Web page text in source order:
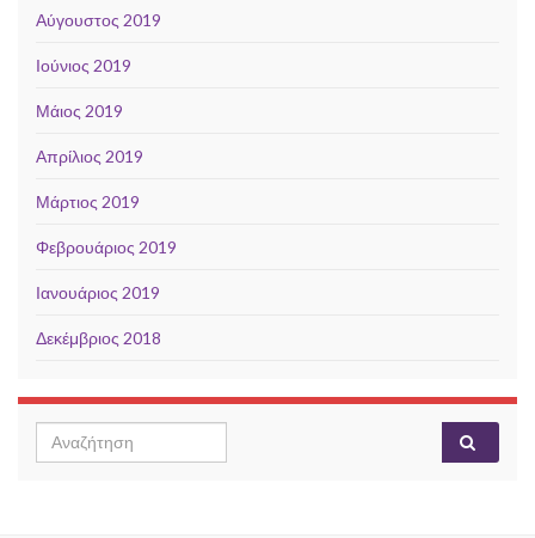
Αύγουστος 2019
Ιούνιος 2019
Μάιος 2019
Απρίλιος 2019
Μάρτιος 2019
Φεβρουάριος 2019
Ιανουάριος 2019
Δεκέμβριος 2018
Search for: